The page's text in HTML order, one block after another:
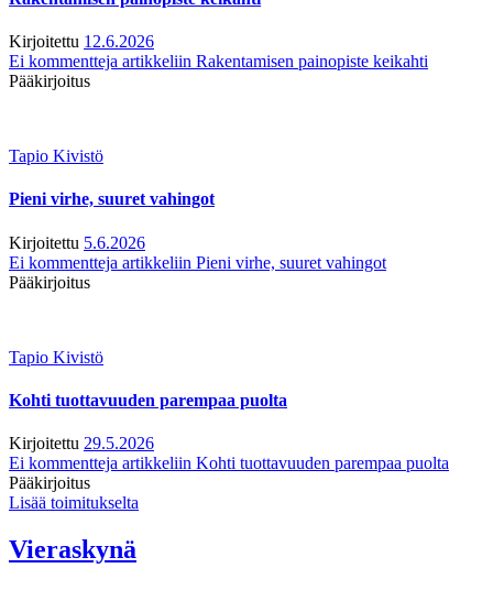
Kirjoitettu 12.6.2026
Ei kommentteja artikkeliin Rakentamisen painopiste keikahti
Pääkirjoitus
Tapio Kivistö
Pieni virhe, suuret vahingot
Kirjoitettu 5.6.2026
Ei kommentteja artikkeliin Pieni virhe, suuret vahingot
Pääkirjoitus
Tapio Kivistö
Kohti tuottavuuden parempaa puolta
Kirjoitettu 29.5.2026
Ei kommentteja artikkeliin Kohti tuottavuuden parempaa puolta
Pääkirjoitus
Lisää toimitukselta
Vieraskynä